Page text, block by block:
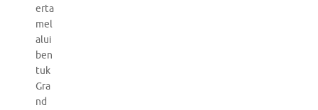
erta
mel
alui
ben
tuk
Gra
nd